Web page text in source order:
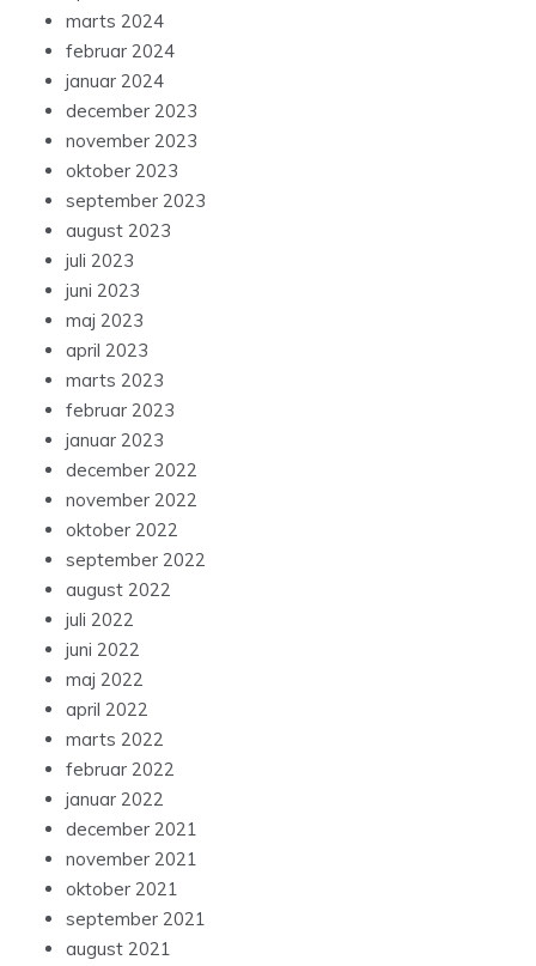
marts 2024
februar 2024
januar 2024
december 2023
november 2023
oktober 2023
september 2023
august 2023
juli 2023
juni 2023
maj 2023
april 2023
marts 2023
februar 2023
januar 2023
december 2022
november 2022
oktober 2022
september 2022
august 2022
juli 2022
juni 2022
maj 2022
april 2022
marts 2022
februar 2022
januar 2022
december 2021
november 2021
oktober 2021
september 2021
august 2021